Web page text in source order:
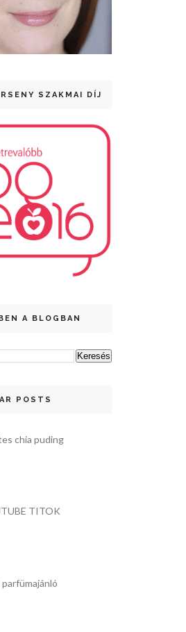
SZAKMAI DÍJ
A BLOGBAN
POSTS
chia puding
TITOK